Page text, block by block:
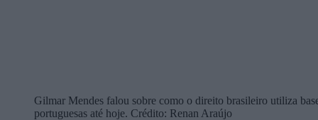
Gilmar Mendes falou sobre como o direito brasileiro utiliza
portuguesas até hoje. Crédito: Renan Araújo